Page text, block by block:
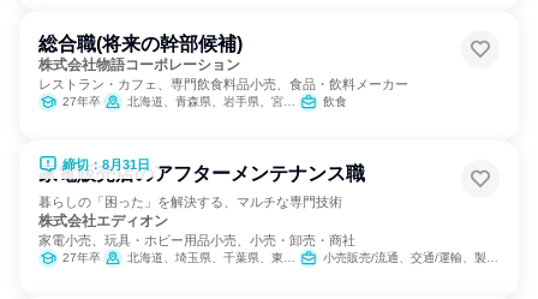
総合職(将来の幹部候補)
株式会社物語コーポレーション
レストラン・カフェ、専門飲食料品小売、食品・飲料メーカー
27年卒 北海道、青森県、岩手県、宮城県、秋田県、山形県、福島県、茨城県、栃木県、群馬県、埼玉県、千葉県、東京都、神奈川県、新潟県、富山県、石川県、福井県、山梨県、長野県、岐阜県、静岡県、愛知県、三重県、滋賀県、京都府、大阪府、兵庫県、奈良県、和歌山県、鳥取県、島根県、岡山県、広島県、山口県、徳島県、香川県、愛媛県、高知県、福岡県、佐賀県、長崎県、熊本県、大分県、宮崎県、鹿児島県、沖縄県 飲食
締切：8月31日
家電販売店のアフターメンテナンス職
暮らしの「困った」を解決する、マルチな専門技術
株式会社エディオン
家電小売、玩具・ホビー用品小売、小売・卸売・商社
27年卒 北海道、埼玉県、千葉県、東京都、神奈川県、富山県、石川県、福井県、長野県、岐阜県、静岡県、愛知県、三重県、滋賀県、京都府、大阪府、兵庫県、奈良県、和歌山県、鳥取県、島根県、岡山県、広島県、山口県、徳島県、香川県、愛媛県、福岡県、佐賀県、長崎県、熊本県、大分県、宮崎県、鹿児島県 小売販売/流通、交通/運輸、製造・生産工程